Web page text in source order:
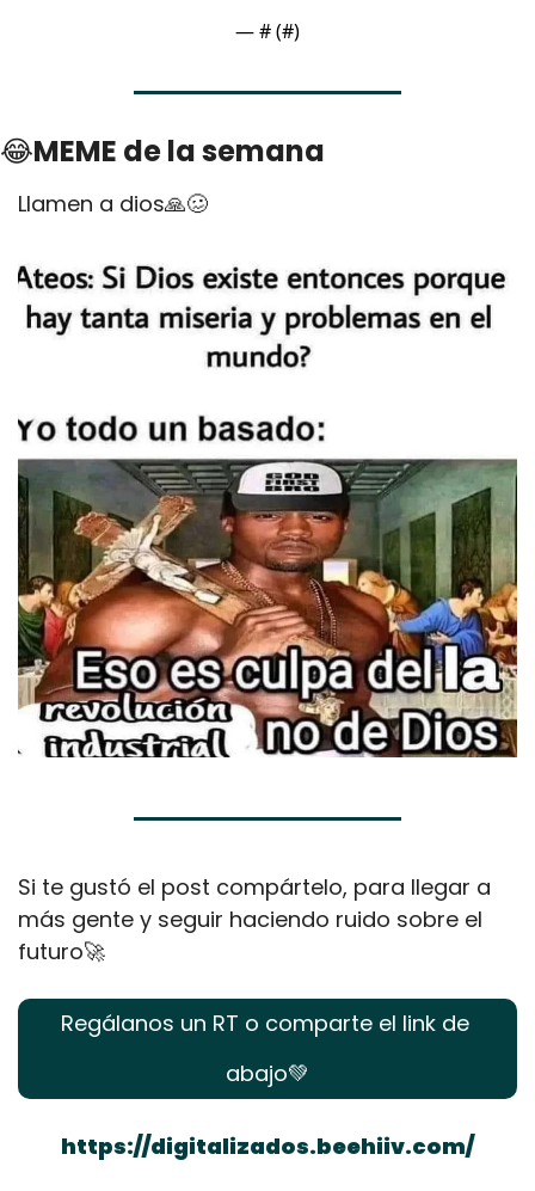
— # (#)
😂MEME de la semana
Llamen a dios🙏🥴
Si te gustó el post compártelo, para llegar a
más gente y seguir haciendo ruido sobre el
futuro🚀
Regálanos un RT o comparte el link de
abajo💚
https://digitalizados.beehiiv.com/